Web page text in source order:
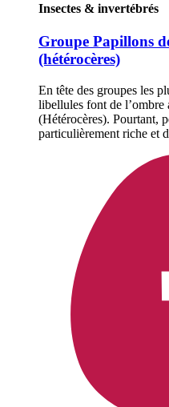
Insectes & invertébrés
Groupe Papillons
(hétérocères)
En tête des groupes les
libellules font de
(Hétérocères). Pourtant,
particulièrement riche et